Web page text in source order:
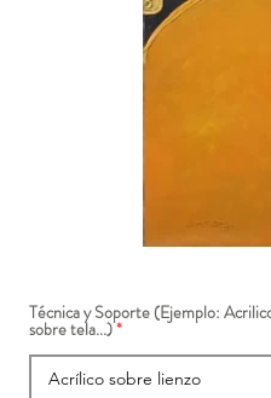
Técnica y Soporte (Ejemplo:
sobre tela...)